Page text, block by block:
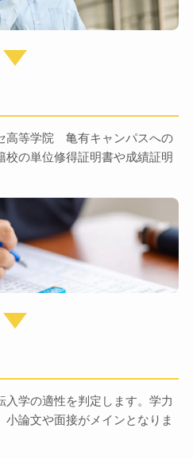
高等学院 亀有キャンパスへの
校の単位修得証明書や成績証明
学の適性を判定します。学力
論文や面接がメインとなりま